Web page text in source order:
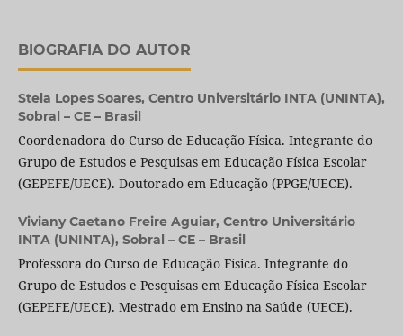
BIOGRAFIA DO AUTOR
Stela Lopes Soares, Centro Universitário INTA (UNINTA),
Sobral – CE – Brasil
Coordenadora do Curso de Educação Física. Integrante do
Grupo de Estudos e Pesquisas em Educação Física Escolar
(GEPEFE/UECE). Doutorado em Educação (PPGE/UECE).
Viviany Caetano Freire Aguiar, Centro Universitário
INTA (UNINTA), Sobral – CE – Brasil
Professora do Curso de Educação Física. Integrante do
Grupo de Estudos e Pesquisas em Educação Física Escolar
(GEPEFE/UECE). Mestrado em Ensino na Saúde (UECE).